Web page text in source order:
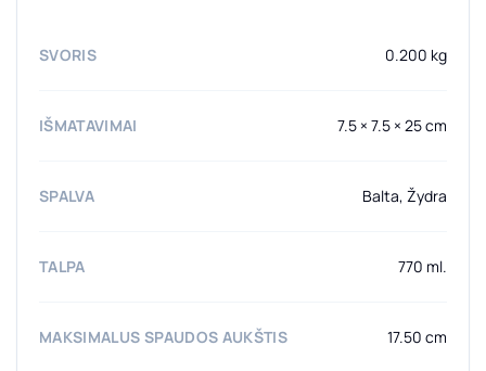
SVORIS 0.200 kg
IŠMATAVIMAI 7.5 × 7.5 × 25 cm
SPALVA Balta, Žydra
TALPA 770 ml.
MAKSIMALUS SPAUDOS AUKŠTIS 17.50 cm